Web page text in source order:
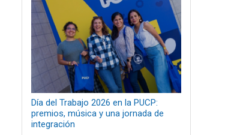
Día del Trabajo 2026 en la PUCP:
premios, música y una jornada de
integración